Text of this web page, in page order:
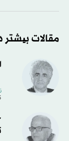
مقالات بیشتر